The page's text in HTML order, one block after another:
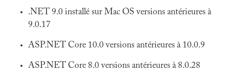
.NET 9.0 installé sur Mac OS versions antérieures à
9.0.17
ASP.NET Core 10.0 versions antérieures à 10.0.9
ASP.NET Core 8.0 versions antérieures à 8.0.28